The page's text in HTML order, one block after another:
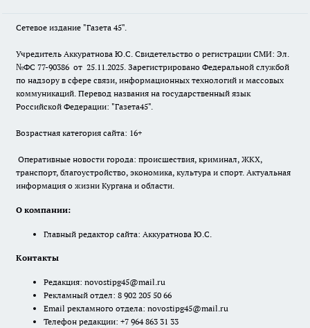
Сетевое издание "Газета 45".
Учредитель Аккуратнова Ю.С. Свидетельство о регистрации СМИ: Эл.
№ФС 77-90386 от 25.11.2025. Зарегистрировано Федеральной службой
по надзору в сфере связи, информационных технологий и массовых
коммуникаций. Перевод названия на государственный язык
Российской Федерации: "Газета45".
Возрастная категория сайта: 16+
Оперативные новости города: происшествия, криминал, ЖКХ,
транспорт, благоустройство, экономика, культура и спорт. Актуальная
информация о жизни Кургана и области.
О компании:
Главный редактор сайта: Аккуратнова Ю.С.
Контакты
Редакция: novostipg45@mail.ru
Рекламный отдел: 8 902 205 50 66
Email рекламного отдела: novostipg45@mail.ru
Телефон редакции: +7 964 863 31 33